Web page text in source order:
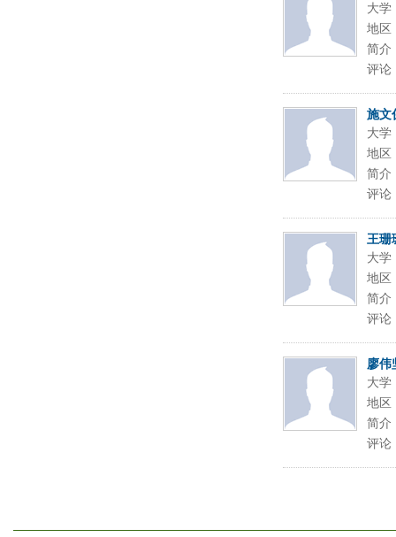
大学
地区
简介
评论
施文
大学
地区
简介
评论
王珊
大学
地区
简介
评论
廖伟
大学
地区
简介
评论